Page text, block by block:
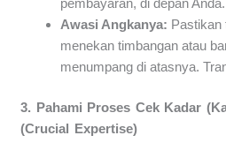
Awasi Angkanya: Pastikan
menekan timbangan atau
menumpang di atasnya.
3. Pahami Proses Cek Kadar
(Crucial Expertise)